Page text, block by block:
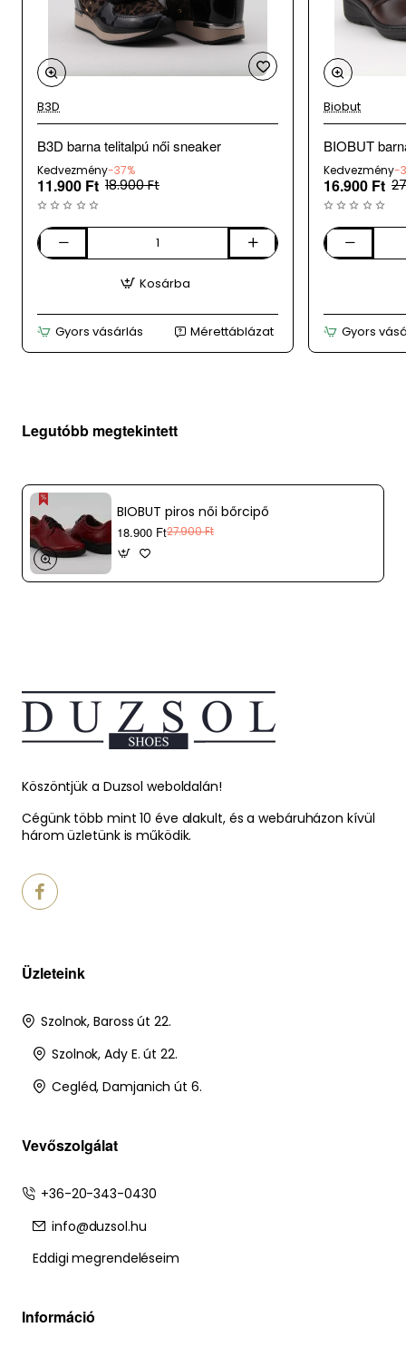
A webáruházunk mellett üzletként is működünk,
az adatok 24 óránként kerülnek frissítésre, így
ritkán, de előfordulhat, hogy a megrendelt
terméket időközben eladtuk.
B3D
B3D barna telitalpú női sneaker
Kedvezmény-37%
11.900 Ft 18.900 Ft
B3D
sneaker
Kosárba
Gyors vásárlás Mérettáblázat
Biobut
BIOBUT
Kedvezmény-
16.900 Ft
BIOBUT
Gyors
Legutóbb megtekintett
BIOBUT piros női bőrcipő
18.900 Ft27.900 Ft
Köszöntjük a Duzsol weboldalán!
Cégünk több mint 10 éve alakult, és a webáruházon kívül
három üzletünk is működik.
Üzleteink
Szolnok, Baross út 22.
Szolnok, Ady E. út 22.
Cegléd, Damjanich út 6.
Vevőszolgálat
+36-20-343-0430
info@duzsol.hu
Eddigi megrendeléseim
Információ